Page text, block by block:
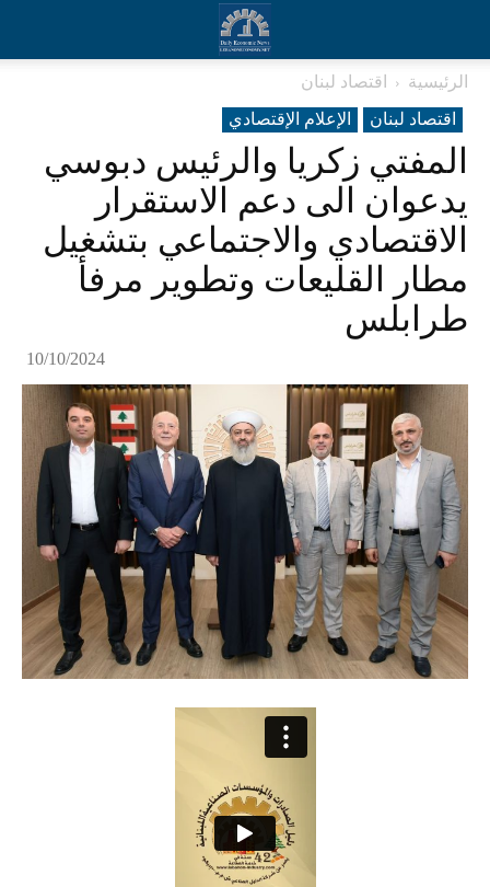
الرئيسية
اقتصاد لبنان
اقتصاد لبنان
الإعلام الإقتصادي
المفتي زكريا والرئيس دبوسي
يدعوان الى دعم الاستقرار
الاقتصادي والاجتماعي بتشغيل
مطار القليعات وتطوير مرفأ
طرابلس
10/10/2024